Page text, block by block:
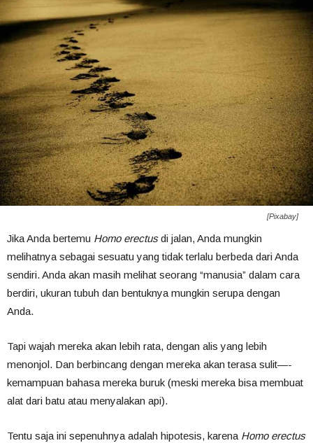
[Pixabay]
Jika Anda bertemu Homo erectusdi jalan, Anda mungkin
melihatnya sebagai sesuatu yang tidak terlalu berbeda dari Anda
sendiri. Anda akan masih melihat seorang “manusia” dalam cara
berdiri, ukuran tubuh dan bentuknya mungkin serupa dengan
Anda.
Tapi wajah mereka akan lebih rata, dengan alis yang lebih
menonjol. Dan berbincang dengan mereka akan terasa sulit—-
kemampuan bahasa mereka buruk (meski mereka bisa membuat
alat dari batu atau menyalakan api).
Tentu saja ini sepenuhnya adalah hipotesis, karena Homo erectus